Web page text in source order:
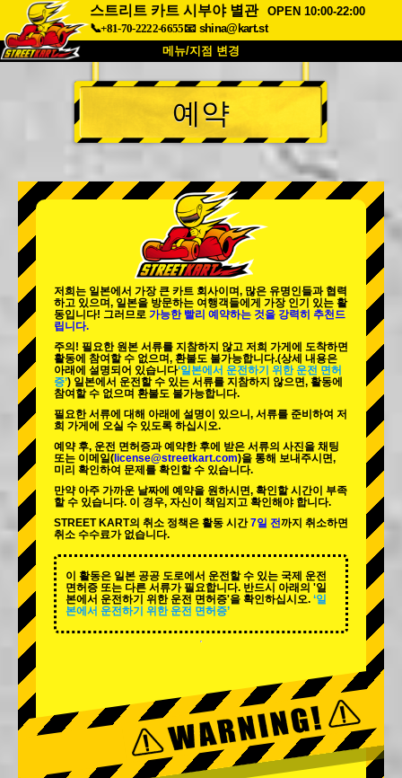
스트리트 카트 시부야 별관
OPEN 10:00-22:00
📞+81-70-2222-6655📧 shina@kart.st
메뉴/지점 변경
최상단
소개 사양 가격
회사 정보 예약
지점 변경
도쿄 시나가와 #1 도쿄 아키하바라#1
도쿄 아키하바라#2
도쿄 시부야 애넥스 도쿄 베이
도쿄 아사쿠사
오키나와
예약
저희는 일본에서 가장 큰 카트 회사이며, 많은 유명인들과 협력
하고 있으며, 일본을 방문하는 여행객들에게 가장 인기 있는 활
동입니다! 그러므로 가능한 빨리 예약하는 것을 강력히 추천드
립니다.
주의! 필요한 원본 서류를 지참하지 않고 저희 가게에 도착하면
활동에 참여할 수 없으며, 환불도 불가능합니다.(상세 내용은
아래에 설명되어 있습니다‘일본에서 운전하기 위한 운전 면허
증’) 일본에서 운전할 수 있는 서류를 지참하지 않으면, 활동에
참여할 수 없으며 환불도 불가능합니다.
필요한 서류에 대해 아래에 설명이 있으니, 서류를 준비하여 저
희 가게에 오실 수 있도록 하십시오.
예약 후, 운전 면허증과 예약한 후에 받은 서류의 사진을 채팅
또는 이메일( license@streetkart.com)을 통해 보내주시면,
미리 확인하여 문제를 확인할 수 있습니다.
만약 아주 가까운 날짜에 예약을 원하시면, 확인할 시간이 부족
할 수 있습니다. 이 경우, 자신이 책임지고 확인해야 합니다.
STREET KART의 취소 정책은 활동 시간7일 전까지 취소하면
취소 수수료가 없습니다.
이 활동은 일본 공공 도로에서 운전할 수 있는 국제 운전
면허증 또는 다른 서류가 필요합니다. 반드시 아래의 '일
본에서 운전하기 위한 운전 면허증'을 확인하십시오. ‘일
본에서 운전하기 위한 운전 면허증’